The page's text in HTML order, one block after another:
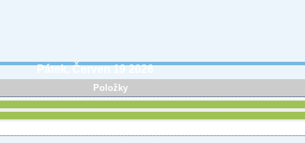
Pátek, Červen 19 2026
Položky